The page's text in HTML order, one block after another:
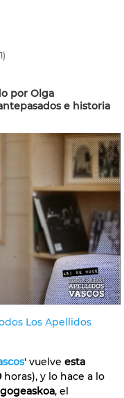
por Olga
e historia
Los Apellidos
' vuelve esta
horas), y lo hace a lo
, el